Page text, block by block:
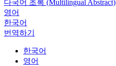
다국어 초록 (Multilingual Abstract)
영어
한국어
번역하기
한국어
영어